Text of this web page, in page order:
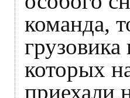
команда,
которых
приехали